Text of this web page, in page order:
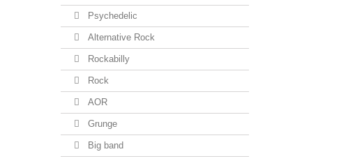
Psychedelic
Alternative Rock
Rockabilly
Rock
AOR
Grunge
Big band